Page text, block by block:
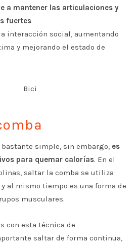
a mantener las articulaciones y
fuertes
interacción social, aumentando
y mejorando el estado de
simple, sin embargo, es
para quemar calorías. En el
saltar la comba se utiliza
al mismo tiempo es una forma de
musculares.
con esta técnica de
saltar de forma continua,